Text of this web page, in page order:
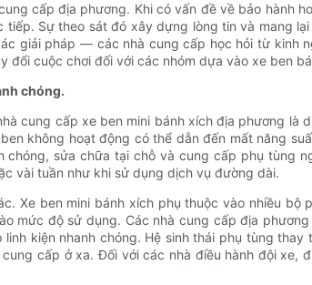
cấp địa phương. Khi có vấn đề về bảo hành
Sự theo sát đó xây dựng lòng tin và mang
giải pháp — các nhà cung cấp học hỏi từ kinh
cuộc chơi đối với các nhóm dựa vào xe ben
chóng.
cung cấp xe ben mini bánh xích địa phương
không hoạt động có thể dẫn đến mất năng
sửa chữa tại chỗ và cung cấp phụ
vài tuần như khi sử dụng dịch vụ đường dài.
Xe ben mini bánh xích phụ thuộc vào nhiều
mức độ sử dụng. Các nhà cung cấp địa
kiện nhanh chóng. Hệ sinh thái phụ tùng
cấp ở xa. Đối với các nhà điều hành đội